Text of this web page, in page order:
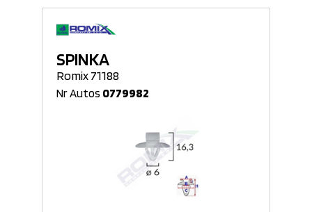
SPINKA
Romix 71188
Nr Autos 0779982